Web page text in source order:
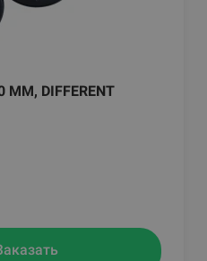
MM, DIFFERENT